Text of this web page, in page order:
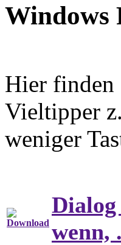
Windows
Hier finden
Vieltipper
weniger
wenn,